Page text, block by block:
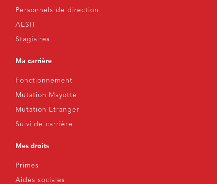
Personnels de direction
AESH
Stagiaires
Ma carrière
Fonctionnement
Mutation Mayotte
Mutation Etranger
Suivi de carrière
Mes droits
Primes
Aides sociales